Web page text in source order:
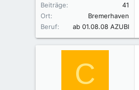
Beiträge
41
Ort
Bremerhaven
Beruf
ab 01.08.08 AZUBI
C